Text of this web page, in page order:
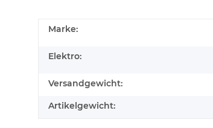
Marke:
Elektro:
Versandgewicht:
Artikelgewicht: